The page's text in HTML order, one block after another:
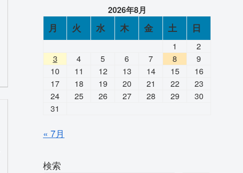
2026年8月
月 火 水 木 金 土 日
1
2
3
4 5 6 7 8
9
10
11 12 13 14 15
16
17
18 19 20 21 22
23
24
25 26 27 28 29
30
31
« 7月
検索